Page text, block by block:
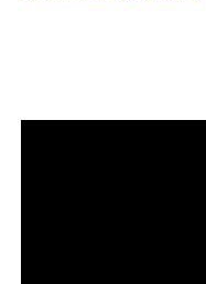
Reproductor